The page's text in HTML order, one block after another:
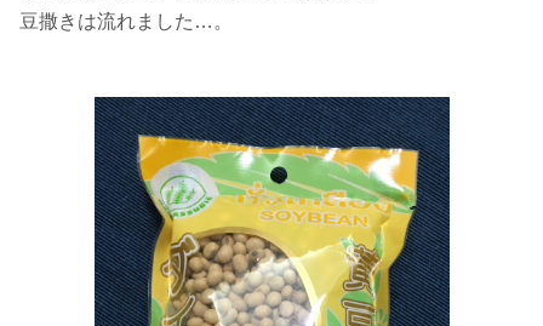
豆撒きは流れました…。